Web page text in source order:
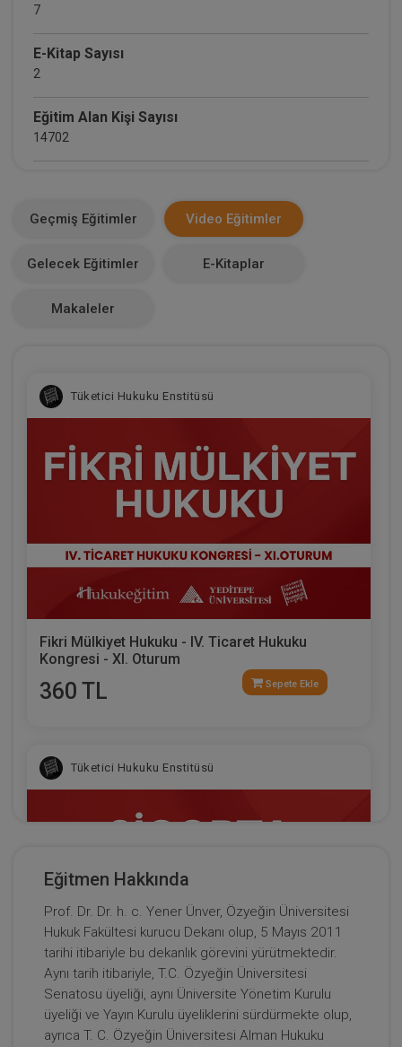
7
E-Kitap Sayısı
2
Eğitim Alan Kişi Sayısı
14702
0
Geçmiş Eğitimler Video Eğitimler
Gelecek Eğitimler E-Kitaplar
Makaleler
Tüketici Hukuku Enstitüsü
Fikri Mülkiyet Hukuku - IV. Ticaret Hukuku
Kongresi - XI. Oturum
360 TL Sepete Ekle
Tüketici Hukuku Enstitüsü
Sigorta Hukuku - IV. Ticaret Hukuku Kongresi -
IX. Oturum
Eğitmen Hakkında
Prof. Dr. Dr. h. c. Yener Ünver, Özyeğin Üniversitesi
Hukuk Fakültesi kurucu Dekanı olup, 5 Mayıs 2011
tarihi itibariyle bu dekanlık görevini yürütmektedir.
Aynı tarih itibariyle, T.C. Özyeğin Üniversitesi
Senatosu üyeliği, aynı Üniversite Yönetim Kurulu
üyeliği ve Yayın Kurulu üyeliklerini sürdürmekte olup,
ayrıca T. C. Özyeğin Üniversitesi Alman Hukuku